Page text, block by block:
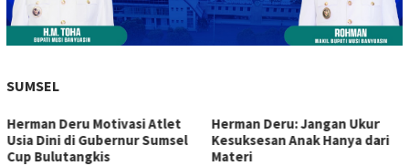
SUMSEL
Herman Deru Motivasi Atlet
Usia Dini di Gubernur Sumsel
Cup Bulutangkis
Herman Deru: Jangan Ukur
Kesuksesan Anak Hanya dari
Materi